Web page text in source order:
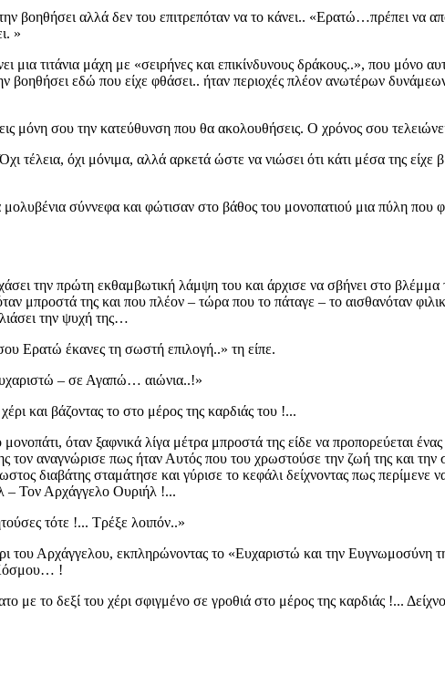
βοηθήσει αλλά δεν του επιτρεπόταν να το κάνει.. «Ερατώ…πρέπει να
»
μια τιτάνια μάχη με «σειρήνες και επικίνδυνους δράκους..», που μόνο
εδώ που είχε φθάσει.. ήταν περιοχές πλέον ανωτέρων
μόνη σου την κατεύθυνση που θα ακολουθήσεις. Ο χρόνος σου
τέλεια, όχι μόνιμα, αλλά αρκετά ώστε να νιώσει ότι κάτι μέσα της είχε
σύννεφα και φώτισαν στο βάθος του μονοπατιού μια πύλη που
την πρώτη εκθαμβωτική λάμψη του και άρχισε να σβήνει στο
μπροστά της και που πλέον – τώρα που το πάταγε – το αισθανόταν
την ψυχή της…
Ερατώ έκανες τη σωστή επιλογή..» τη είπε.
– σε Αγαπώ… αιώνια..!»
και βάζοντας το στο μέρος της καρδιάς του !...
όταν ξαφνικά λίγα μέτρα μπροστά της είδε να προπορεύεται
τον αναγνώρισε πως ήταν Αυτός που του χρωστούσε την ζωή της και την
διαβάτης σταμάτησε και γύρισε το κεφάλι δείχνοντας πως περίμενε
– Τον Αρχάγγελο Ουριήλ !...
τότε !... Τρέξε λοιπόν..»
του Αρχάγγελου, εκπληρώνοντας το «Ευχαριστώ και την Ευγνωμοσύνη
Κόσμου… !
με το δεξί του χέρι σφιγμένο σε γροθιά στο μέρος της καρδιάς !...